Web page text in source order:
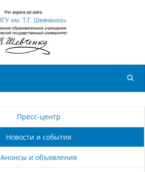
Пресс-центр
Новости и события
Анонсы и объявления